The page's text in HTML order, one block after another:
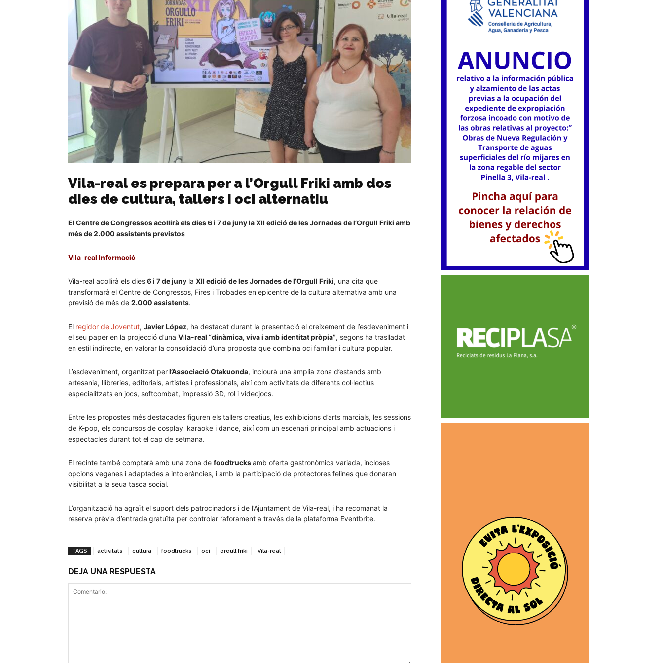
Vila-real es prepara per a l’Orgull Friki amb dos
dies de cultura, tallers i oci alternatiu
El Centre de Congressos acollirà els dies 6 i 7 de juny la XII edició de les Jornades de l’Orgull Friki amb
més de 2.000 assistents previstos
Vila-real Informació
Vila-real acollirà els dies 6 i 7 de juny la XII edició de les Jornades de l’Orgull Friki, una cita que
transformarà el Centre de Congressos, Fires i Trobades en epicentre de la cultura alternativa amb una
previsió de més de 2.000 assistents.
El regidor de Joventut, Javier López, ha destacat durant la presentació el creixement de l’esdeveniment i
el seu paper en la projecció d’una Vila-real “dinàmica, viva i amb identitat pròpia”, segons ha traslladat
en estil indirecte, en valorar la consolidació d’una proposta que combina oci familiar i cultura popular.
L’esdeveniment, organitzat perl’Associació Otakuonda, inclourà una àmplia zona d’estands amb
artesania, llibreries, editorials, artistes i professionals, així com activitats de diferents col·lectius
especialitzats en jocs, softcombat, impressió 3D, rol i videojocs.
Entre les propostes més destacades figuren els tallers creatius, les exhibicions d’arts marcials, les sessions
de K-pop, els concursos de cosplay, karaoke i dance, així com un escenari principal amb actuacions i
espectacles durant tot el cap de setmana.
El recinte també comptarà amb una zona de foodtrucksamb oferta gastronòmica variada, incloses
opcions veganes i adaptades a intoleràncies, i amb la participació de protectores felines que donaran
visibilitat a la seua tasca social.
L’organització ha agraït el suport dels patrocinadors i de l’Ajuntament de Vila-real, i ha recomanat la
reserva prèvia d’entrada gratuïta per controlar l’aforament a través de la plataforma Eventbrite.
TAGS activitats cultura foodtrucks oci orgull friki Vila-real
DEJA UNA RESPUESTA